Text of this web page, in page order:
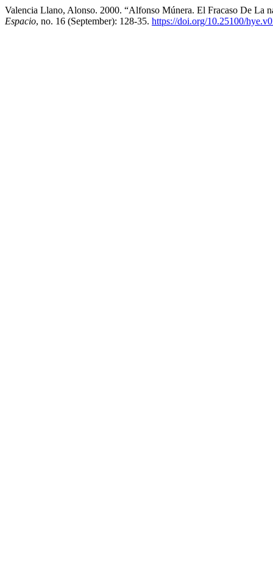
Valencia Llano, Alonso. 2000. “Alfonso Múnera. El Fracaso De La
Espacio, no. 16 (September): 128-35. https://doi.org/10.25100/